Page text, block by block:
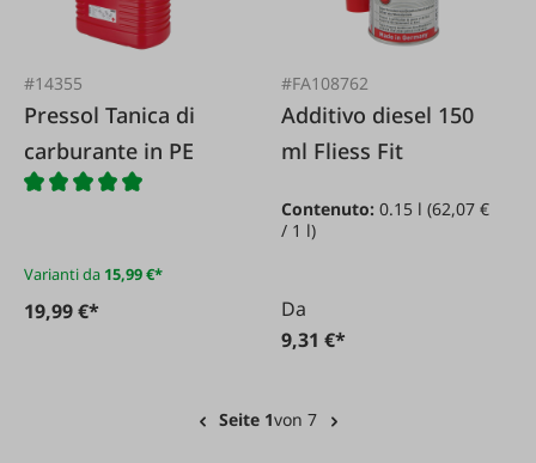
#14355
Pressol Tanica di
carburante in PE
Varianti da 15,99 €*
19,99 €*
#FA108762
Additivo diesel 150
ml Fliess Fit
Contenuto:0.15 l(62,07 €
/ 1 l)
Da
9,31 €*
Seite 1von 7